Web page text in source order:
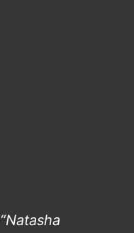
“Natasha